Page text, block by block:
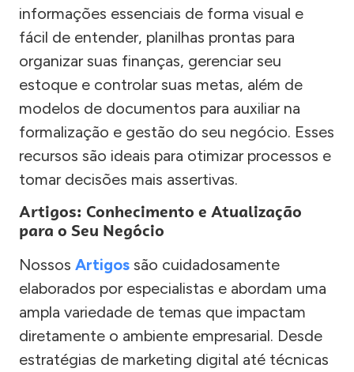
informações essenciais de forma visual e
fácil de entender, planilhas prontas para
organizar suas finanças, gerenciar seu
estoque e controlar suas metas, além de
modelos de documentos para auxiliar na
formalização e gestão do seu negócio. Esses
recursos são ideais para otimizar processos e
tomar decisões mais assertivas.
Artigos: Conhecimento e Atualização
para o Seu Negócio
Nossos Artigos são cuidadosamente
elaborados por especialistas e abordam uma
ampla variedade de temas que impactam
diretamente o ambiente empresarial. Desde
estratégias de marketing digital até técnicas